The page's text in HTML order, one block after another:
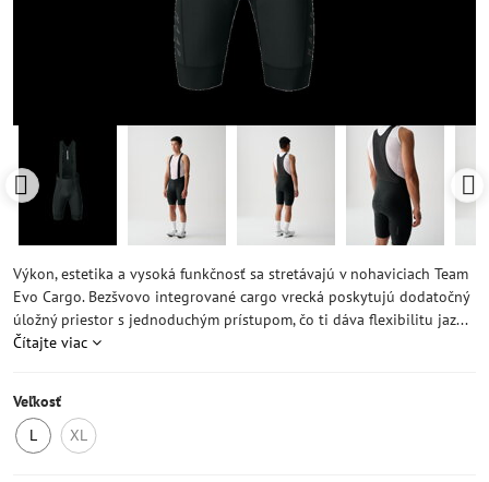
Výkon, estetika a vysoká funkčnosť sa stretávajú v nohaviciach Team
Evo Cargo. Bezšvovo integrované cargo vrecká poskytujú dodatočný
úložný priestor s jednoduchým prístupom, čo ti dáva flexibilitu jaz...
Čítajte viac
Veľkosť
L
XL